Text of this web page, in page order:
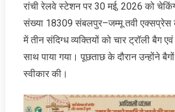
रांची रेलवे स्टेशन पर 30 मई, 2026 को
संख्या 18309 संबलपुर–जम्मू तवी एक्सप्रेस
में तीन संदिग्ध व्यक्तियों को चार ट्रॉली बैग
साथ पाया गया। पूछताछ के दौरान उन्होंने
स्वीकार की।